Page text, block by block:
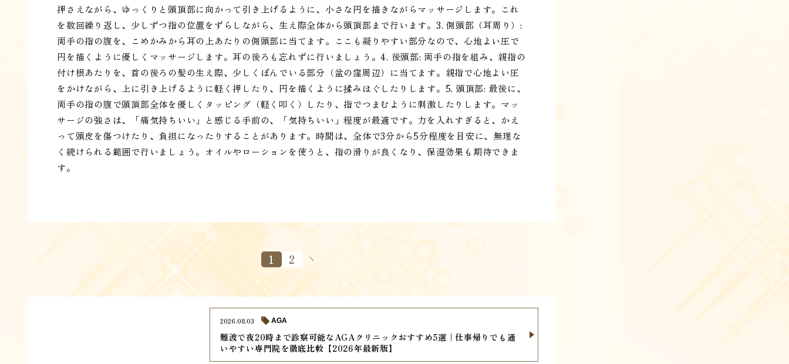
押さえながら、ゆっくりと頭頂部に向かって引き上げるように、小さな円を描きながらマッサージします。これ
を数回繰り返し、少しずつ指の位置をずらしながら、生え際全体から頭頂部まで行います。3. 側頭部（耳周り）:
両手の指の腹を、こめかみから耳の上あたりの側頭部に当てます。ここも凝りやすい部分なので、心地よい圧で
円を描くように優しくマッサージします。耳の後ろも忘れずに行いましょう。4. 後頭部: 両手の指を組み、親指の
付け根あたりを、首の後ろの髪の生え際、少しくぼんでいる部分（盆の窪周辺）に当てます。親指で心地よい圧
をかけながら、上に引き上げるように軽く押したり、円を描くように揉みほぐしたりします。5. 頭頂部: 最後に、
両手の指の腹で頭頂部全体を優しくタッピング（軽く叩く）したり、指でつまむように刺激したりします。マッ
サージの強さは、「痛気持ちいい」と感じる手前の、「気持ちいい」程度が最適です。力を入れすぎると、かえ
って頭皮を傷つけたり、負担になったりすることがあります。時間は、全体で3分から5分程度を目安に、無理な
く続けられる範囲で行いましょう。オイルやローションを使うと、指の滑りが良くなり、保湿効果も期待できま
す。
1 2
難波で夜20時まで診察可能なAGAクリニックおすすめ5選｜仕事帰りでも通
いやすい専門院を徹底比較【2026年最新版】
2026.08.03 AGA